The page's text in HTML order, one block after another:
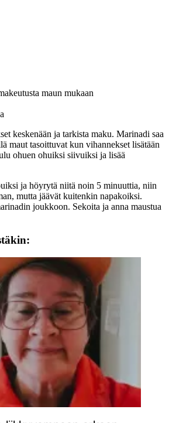
maun mukaan
keskenään ja tarkista maku. Marinadi saa
maut tasoittuvat kun vihannekset lisätään
ohuen ohuiksi siivuiksi ja lisää
ja höyrytä niitä noin 5 minuuttia, niin
mutta jäävät kuitenkin napakoiksi.
joukkoon. Sekoita ja anna maustua